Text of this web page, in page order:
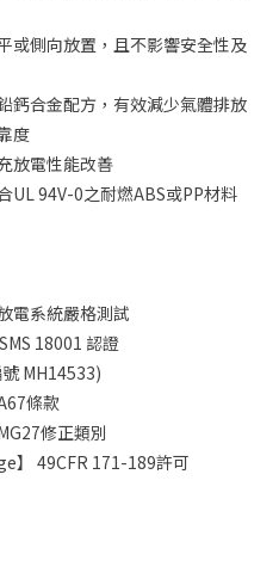
或側向放置，且不影響安全性及
鈣合金配方，有效減少氣體排放
度
放電性能改善
UL 94V-0之耐燃ABS或PP材料
電系統嚴格測試
18001 認證
MH14533)
條款
修正類別
】 49CFR 171-189許可